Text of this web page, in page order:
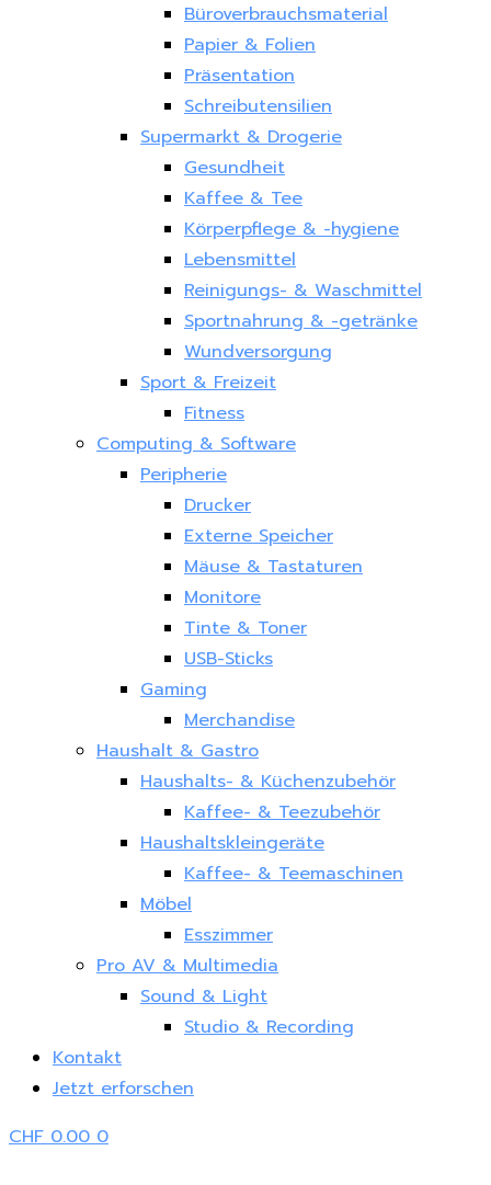
Büroverbrauchsmaterial
Papier & Folien
Präsentation
Schreibutensilien
Supermarkt & Drogerie
Gesundheit
Kaffee & Tee
Körperpflege & -hygiene
Lebensmittel
Reinigungs- & Waschmittel
Sportnahrung & -getränke
Wundversorgung
Sport & Freizeit
Fitness
Computing & Software
Peripherie
Drucker
Externe Speicher
Mäuse & Tastaturen
Monitore
Tinte & Toner
USB-Sticks
Gaming
Merchandise
Haushalt & Gastro
Haushalts- & Küchenzubehör
Kaffee- & Teezubehör
Haushaltskleingeräte
Kaffee- & Teemaschinen
Möbel
Esszimmer
Pro AV & Multimedia
Sound & Light
Studio & Recording
Kontakt
Jetzt erforschen
CHF0.00 0